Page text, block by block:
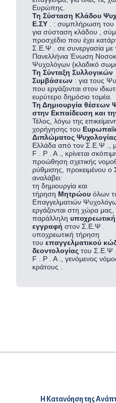
Ευρώπης.
Τη Σύσταση Κλάδου
Ε.ΣΥ . : συμπλήρωση
για σύσταση κλάδου ,
προσχέδιο που έχει
Σ.Ε.Ψ . σε συνεργασία με
Πανελλήνια Ένωση
Ψυχολόγων (κλαδικό
Τη Σύνταξη Συλλογικών
Συμβάσεων : για τους
που εργάζονται στον
ευρύτερο δημόσιο τομέα.
Τη Δημιουργία θέσεων
στην Εκπαίδευση και
Τέλος, λόγω της
χορήγησης του
Διπλώματος
Ελλάδα από τον Σ.Ε.Ψ .,
F . P . A ., κρίνεται
προώθηση σχετικής
ρύθμισης, προκειμένου
αναλάβει:
τη δημιουργία και
τήρηση Μητρώου όλων
Επαγγελματιών
εργάζονται στη χώρα μας,
παράλληλη υποχρεωτική
εγγραφή στον Σ.Ε.Ψ .
υποχρεωτική τήρηση
του επαγγελματικού
δεοντολογίας του Σ.Ε.Ψ .
F . P . A ., γενόμενος
κράτους .
Προηγούμενο άρθρο:
Η Κατανόηση της